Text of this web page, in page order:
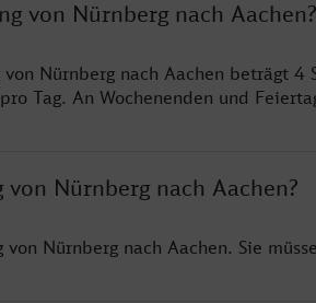
von Nürnberg nach Aachen?
Nürnberg nach Aachen beträgt 4
Tag. An Wochenenden und
Nürnberg nach Aachen?
Nürnberg nach Aachen. Sie